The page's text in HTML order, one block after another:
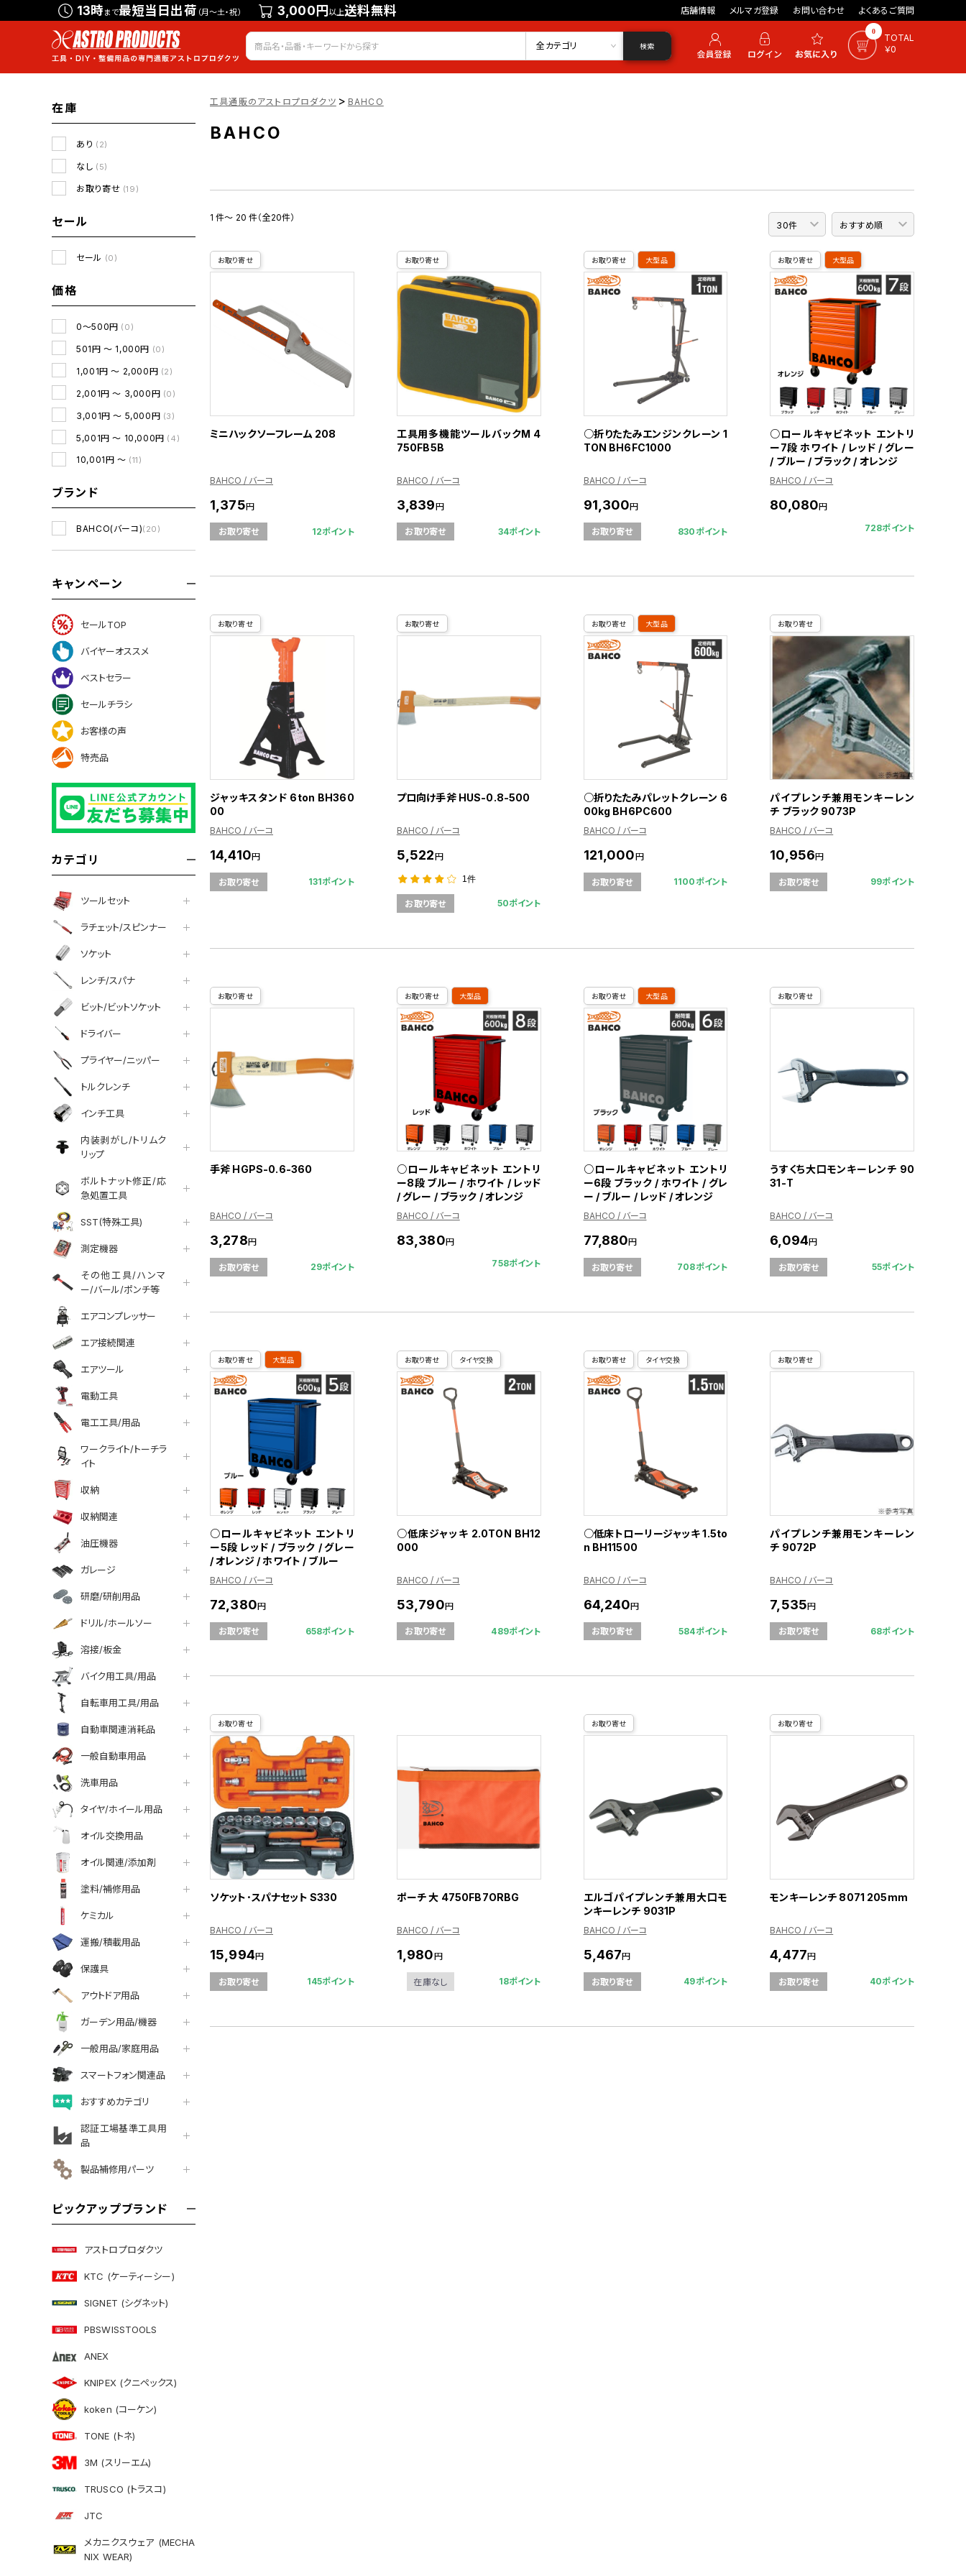
13時まで最短当日出荷 （月～土・祝） 3,000円以上送料無料 店舗情報 メルマガ登録 お問い合わせ よくあるご質問
会員登録 ログイン お気に入り 0
TOTAL
￥0
全カテゴリ 検索
在庫
あり (2)
なし (5)
お取り寄せ (19)
セール
セール (0)
価格
0～500円 (0)
501円 ～ 1,000円 (0)
1,001円 ～ 2,000円 (2)
2,001円 ～ 3,000円 (0)
3,001円 ～ 5,000円 (3)
5,001円 ～ 10,000円 (4)
10,001円 ～ (11)
ブランド
BAHCO(バーコ)(20)
キャンペーン
セールTOP
バイヤーオススメ
ベストセラー
セールチラシ
お客様の声
特売品
カテゴリ
ツールセット
ラチェット/スピンナー
ソケット
レンチ/スパナ
ビット/ビットソケット
ドライバー
プライヤー/ニッパー
トルクレンチ
インチ工具
内装剥がし/トリムク
リップ
ボルトナット修正/応
急処置工具
SST(特殊工具)
測定機器
その他工具/ハンマ
ー/バール/ポンチ等
エアコンプレッサー
エア接続関連
エアツール
電動工具
電工工具/用品
ワークライト/トーチラ
イト
収納
収納関連
油圧機器
ガレージ
研磨/研削用品
ドリル/ホールソー
溶接/板金
バイク用工具/用品
自転車用工具/用品
自動車関連消耗品
一般自動車用品
洗車用品
タイヤ/ホイール用品
オイル交換用品
オイル関連/添加剤
塗料/補修用品
ケミカル
運搬/積載用品
保護具
アウトドア用品
ガーデン用品/機器
一般用品/家庭用品
スマートフォン関連品
おすすめカテゴリ
認証工場基準工具用
品
製品補修用パーツ
ピックアップブランド
アストロプロダクツ
KTC (ケーティーシー)
SIGNET (シグネット)
PBSWISSTOOLS
ANEX
KNIPEX (クニペックス)
koken (コーケン)
TONE (トネ)
3M (スリーエム)
TRUSCO (トラスコ)
JTC
メカニクスウェア (MECHA
NIX WEAR)
工具通販のアストロプロダクツ > BAHCO
BAHCO
1 件～ 20 件（全20件）
お取り寄せ
ミニハックソーフレーム 208
BAHCO / バーコ
1,375円
お取り寄せ 12ポイント
お取り寄せ
工具用多機能ツールバックM 4
750FB5B
BAHCO / バーコ
3,839円
お取り寄せ 34ポイント
お取り寄せ 大型品
○折りたたみエンジンクレーン 1
TON BH6FC1000
BAHCO / バーコ
91,300円
お取り寄せ 830ポイント
お取り寄せ 大型品
○ロールキャビネット エントリ
ー7段 ホワイト / レッド / グレー
/ ブルー / ブラック / オレンジ
BAHCO / バーコ
80,080円
728ポイント
お取り寄せ
ジャッキスタンド 6ton BH360
00
BAHCO / バーコ
14,410円
お取り寄せ 131ポイント
お取り寄せ
プロ向け手斧 HUS-0.8-500
BAHCO / バーコ
5,522円
1件
お取り寄せ 50ポイント
お取り寄せ 大型品
○折りたたみパレットクレーン 6
00kg BH6PC600
BAHCO / バーコ
121,000円
お取り寄せ 1100ポイント
お取り寄せ
パイプレンチ兼用モンキーレン
チ ブラック 9073P
BAHCO / バーコ
10,956円
お取り寄せ 99ポイント
お取り寄せ
手斧 HGPS-0.6-360
BAHCO / バーコ
3,278円
お取り寄せ 29ポイント
お取り寄せ 大型品
○ロールキャビネット エントリ
ー8段 ブルー / ホワイト / レッド
/ グレー / ブラック / オレンジ
BAHCO / バーコ
83,380円
758ポイント
お取り寄せ 大型品
○ロールキャビネット エントリ
ー6段 ブラック / ホワイト / グレ
ー / ブルー / レッド / オレンジ
BAHCO / バーコ
77,880円
お取り寄せ 708ポイント
お取り寄せ
うすくち大口モンキーレンチ 90
31-T
BAHCO / バーコ
6,094円
お取り寄せ 55ポイント
お取り寄せ 大型品
○ロールキャビネット エントリ
ー5段 レッド / ブラック / グレー
/ オレンジ / ホワイト / ブルー
BAHCO / バーコ
72,380円
お取り寄せ 658ポイント
お取り寄せ タイヤ交換
○低床ジャッキ 2.0TON BH12
000
BAHCO / バーコ
53,790円
お取り寄せ 489ポイント
お取り寄せ タイヤ交換
○低床トローリージャッキ 1.5to
n BH11500
BAHCO / バーコ
64,240円
お取り寄せ 584ポイント
お取り寄せ
パイプレンチ兼用モンキーレン
チ 9072P
BAHCO / バーコ
7,535円
お取り寄せ 68ポイント
お取り寄せ
ソケット･スパナセット S330
BAHCO / バーコ
15,994円
お取り寄せ 145ポイント
ポーチ 大 4750FB7ORBG
BAHCO / バーコ
1,980円
在庫なし 18ポイント
お取り寄せ
エルゴパイプレンチ兼用大口モ
ンキーレンチ 9031P
BAHCO / バーコ
5,467円
お取り寄せ 49ポイント
お取り寄せ
モンキーレンチ 8071 205mm
BAHCO / バーコ
4,477円
お取り寄せ 40ポイント